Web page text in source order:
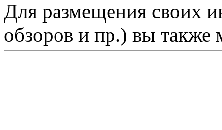
Для размещения своих
обзоров и пр.) вы также